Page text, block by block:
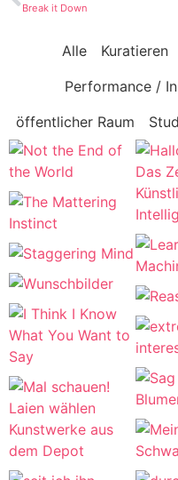
Break it Down
Alle Kuratieren
Performance /
öffentlicher Raum